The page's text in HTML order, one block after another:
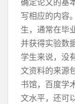
写相应的内容
生，通常在毕
并获得实验数
学生来说，没
文资料的来源
书馆，百度学
文水平，还可